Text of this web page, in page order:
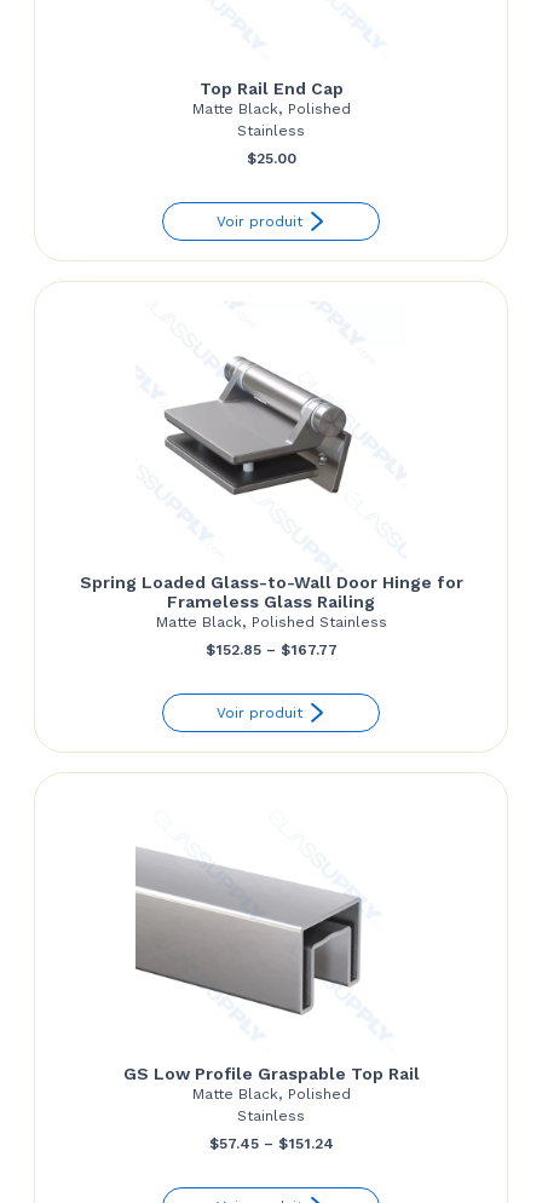
Top Rail End Cap
Matte Black, Polished
Stainless
$25.00
Voir produit
Spring Loaded Glass-to-Wall Door Hinge for
Frameless Glass Railing
Matte Black, Polished Stainless
$152.85 – $167.77Price
$152.85
through
Voir produit
GS Low Profile Graspable Top Rail
Matte Black, Polished
Stainless
$57.45 – $151.24Price